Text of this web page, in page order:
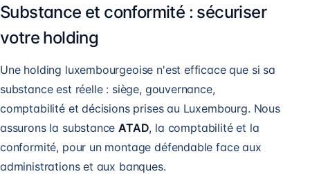
Substance et conformité : sécuriser
votre holding
Une holding luxembourgeoise n'est efficace que si sa
substance est réelle : siège, gouvernance,
comptabilité et décisions prises au Luxembourg. Nous
assurons la substanceATAD, la comptabilité et la
conformité, pour un montage défendable face aux
administrations et aux banques.